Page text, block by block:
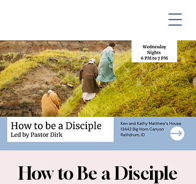
How to Be a Disciple